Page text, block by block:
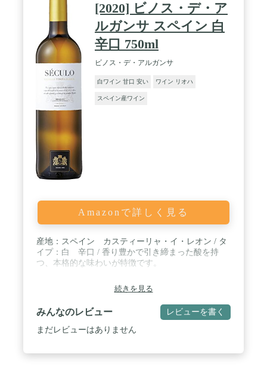
[2020] ビノス・デ・ア
ルガンサ スペイン 白
辛口 750ml
ビノス・デ・アルガンサ
白ワイン 甘口 安い ワイン リオハ
スペイン産ワイン
Amazonで詳しく見る
産地：スペイン カスティーリャ・イ・レオン / タ
イプ：白 辛口 / 香り豊かで引き締まった酸を持
つ、本格的な味わいが特徴です。
続きを見る
みんなのレビュー レビューを書く
まだレビューはありません